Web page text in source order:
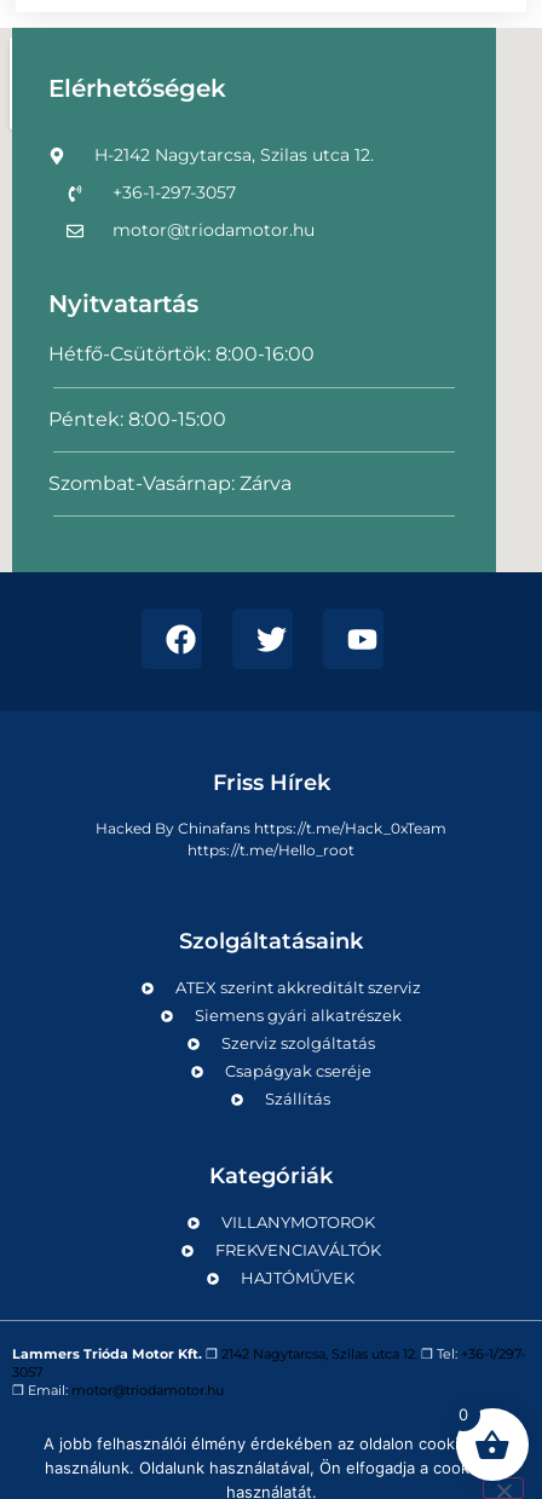
Elérhetőségek
H-2142 Nagytarcsa, Szilas utca 12.
+36-1-297-3057
motor@triodamotor.hu
Nyitvatartás
Hétfő-Csütörtök: 8:00-16:00
Péntek: 8:00-15:00
Szombat-Vasárnap: Zárva
Friss Hírek
Hacked By Chinafans https://t.me/Hack_0xTeam
https://t.me/Hello_root
Szolgáltatásaink
ATEX szerint akkreditált szerviz
Siemens gyári alkatrészek
Szerviz szolgáltatás
Csapágyak cseréje
Szállítás
Kategóriák
VILLANYMOTOROK
FREKVENCIAVÁLTÓK
HAJTÓMŰVEK
Lammers Trióda Motor Kft. ❒ 2142 Nagytarcsa, Szilas utca 12. ❒ Tel: +36-1/297-
3057
❒ Email: motor@triodamotor.hu
Powered byDigit-Now Kft.
Adatvédelmi tájékoztató
0
A jobb felhasználói élmény érdekében az oldalon cookie-kat
használunk. Oldalunk használatával, Ön elfogadja a cookie-k
használatát.